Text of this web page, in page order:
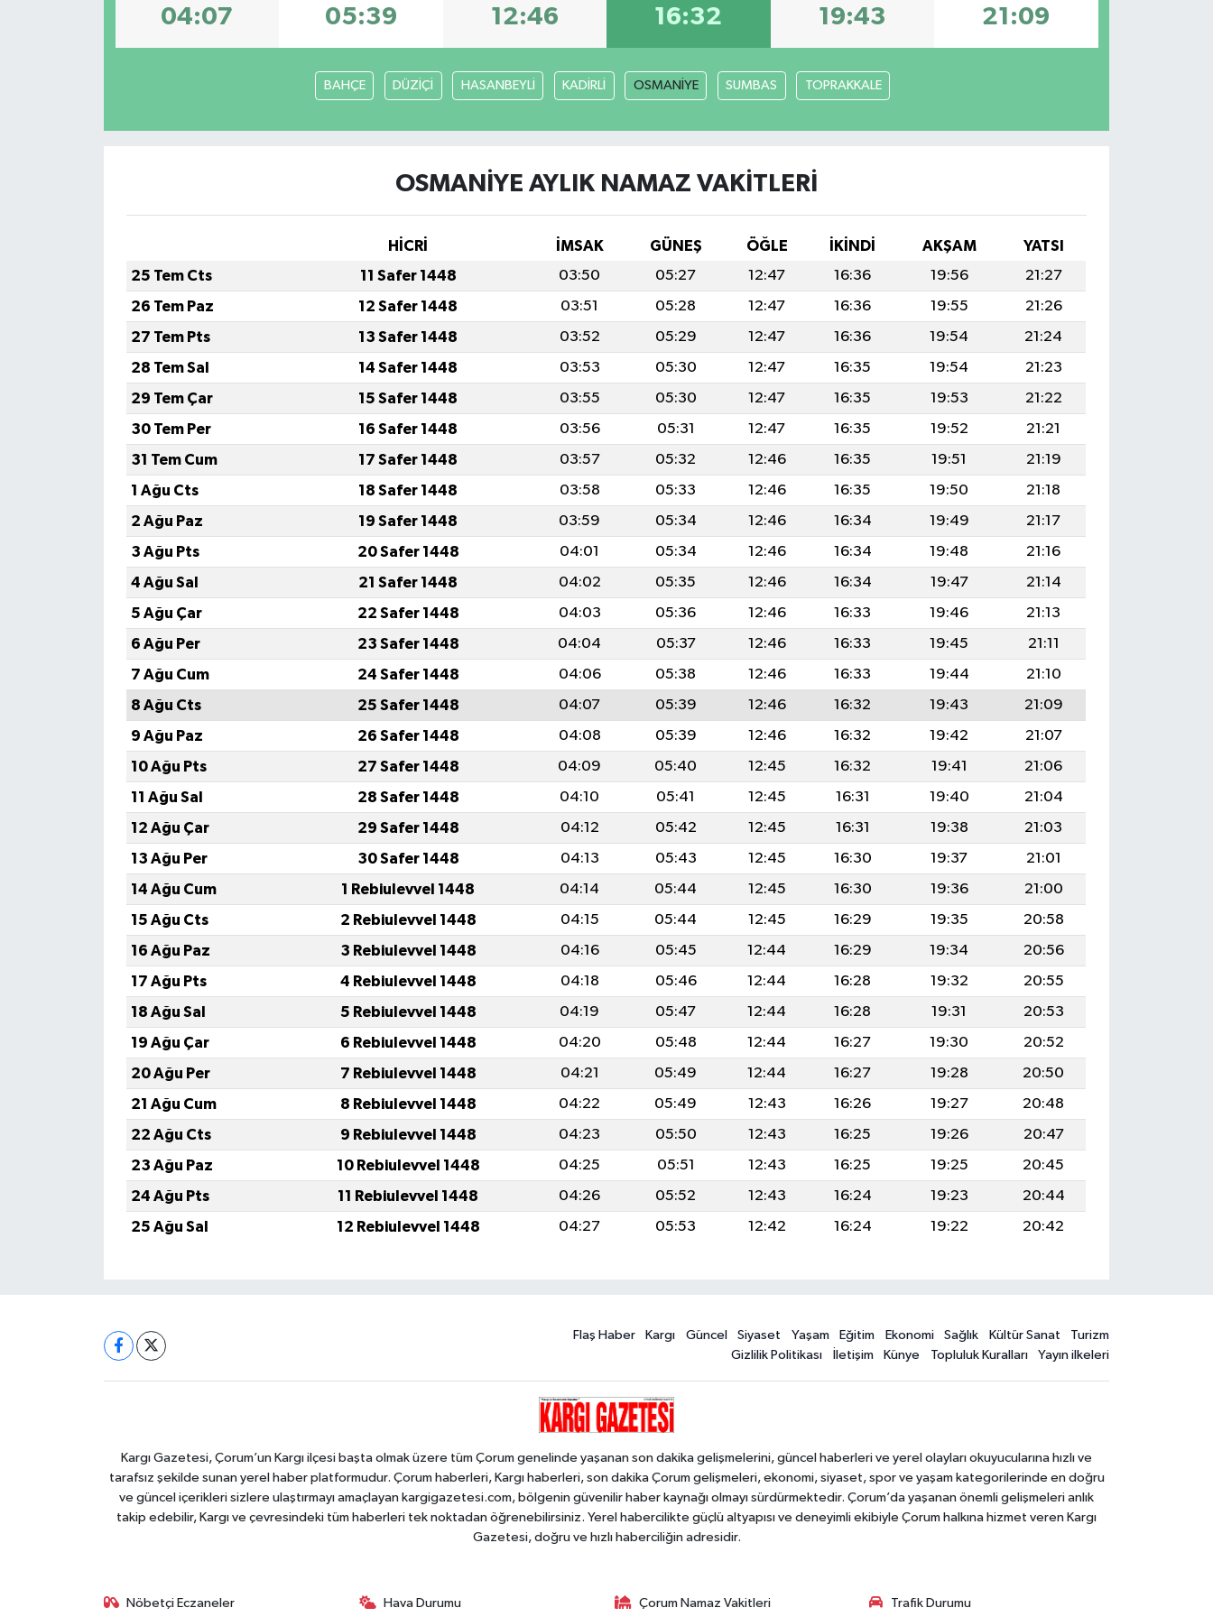
04:07 05:39 12:46 16:32 19:43 21:09
BAHÇE DÜZİÇİ HASANBEYLİ KADİRLİ OSMANİYE SUMBAS TOPRAKKALE
OSMANİYE AYLIK NAMAZ VAKITLERI
HİCRİ İMSAK GÜNEŞ ÖĞLE İKINDI AKŞAM
YATSI
25 Tem Cts
11 Safer 1448 03:50 05:27 12:47 16:36 19:56
21:27
26 Tem Paz
12 Safer 1448 03:51 05:28 12:47 16:36 19:55
21:26
27 Tem Pts
13 Safer 1448 03:52 05:29 12:47 16:36 19:54
21:24
28 Tem Sal
14 Safer 1448 03:53 05:30 12:47 16:35 19:54
21:23
29 Tem Çar
15 Safer 1448 03:55 05:30 12:47 16:35 19:53
21:22
30 Tem Per
16 Safer 1448 03:56 05:31 12:47 16:35 19:52
21:21
31 Tem Cum
17 Safer 1448 03:57 05:32 12:46 16:35 19:51
21:19
1 Ağu Cts
18 Safer 1448 03:58 05:33 12:46 16:35 19:50
21:18
2 Ağu Paz
19 Safer 1448 03:59 05:34 12:46 16:34 19:49
21:17
3 Ağu Pts
20 Safer 1448 04:01 05:34 12:46 16:34 19:48
21:16
4 Ağu Sal
21 Safer 1448 04:02 05:35 12:46 16:34 19:47
21:14
5 Ağu Çar
22 Safer 1448 04:03 05:36 12:46 16:33 19:46
21:13
6 Ağu Per
23 Safer 1448 04:04 05:37 12:46 16:33 19:45
21:11
7 Ağu Cum
24 Safer 1448 04:06 05:38 12:46 16:33 19:44
21:10
8 Ağu Cts
25 Safer 1448 04:07 05:39 12:46 16:32 19:43
21:09
9 Ağu Paz
26 Safer 1448 04:08 05:39 12:46 16:32 19:42
21:07
10 Ağu Pts
27 Safer 1448 04:09 05:40 12:45 16:32 19:41
21:06
11 Ağu Sal
28 Safer 1448 04:10 05:41 12:45 16:31 19:40
21:04
12 Ağu Çar
29 Safer 1448 04:12 05:42 12:45 16:31 19:38
21:03
13 Ağu Per
30 Safer 1448 04:13 05:43 12:45 16:30 19:37
21:01
14 Ağu Cum
1 Rebiulevvel 1448 04:14 05:44 12:45 16:30 19:36
21:00
15 Ağu Cts
2 Rebiulevvel 1448 04:15 05:44 12:45 16:29 19:35
20:58
16 Ağu Paz
3 Rebiulevvel 1448 04:16 05:45 12:44 16:29 19:34
20:56
17 Ağu Pts
4 Rebiulevvel 1448 04:18 05:46 12:44 16:28 19:32
20:55
18 Ağu Sal
5 Rebiulevvel 1448 04:19 05:47 12:44 16:28 19:31
20:53
19 Ağu Çar
6 Rebiulevvel 1448 04:20 05:48 12:44 16:27 19:30
20:52
20 Ağu Per
7 Rebiulevvel 1448 04:21 05:49 12:44 16:27 19:28
20:50
21 Ağu Cum
8 Rebiulevvel 1448 04:22 05:49 12:43 16:26 19:27
20:48
22 Ağu Cts
9 Rebiulevvel 1448 04:23 05:50 12:43 16:25 19:26
20:47
23 Ağu Paz
10 Rebiulevvel 1448 04:25 05:51 12:43 16:25 19:25
20:45
24 Ağu Pts
11 Rebiulevvel 1448 04:26 05:52 12:43 16:24 19:23
20:44
25 Ağu Sal
12 Rebiulevvel 1448 04:27 05:53 12:42 16:24 19:22 20:42
Flaş Haber Kargı Güncel Siyaset Yaşam Eğitim Ekonomi Sağlık Kültür Sanat
Turizm
Gizlilik Politikası
İletişim Künye Topluluk Kuralları Yayın ilkeleri
Kargı Gazetesi, Çorum’un Kargı ilçesi başta olmak üzere tüm Çorum genelinde yaşanan son dakika gelişmelerini, güncel haberleri ve yerel olayları okuyucularına hızlı ve
tarafsız şekilde sunan yerel haber platformudur. Çorum haberleri, Kargı haberleri, son dakika Çorum gelişmeleri, ekonomi, siyaset, spor ve yaşam kategorilerinde en doğru
ve güncel içerikleri sizlere ulaştırmayı amaçlayan kargigazetesi.com, bölgenin güvenilir haber kaynağı olmayı sürdürmektedir. Çorum’da yaşanan önemli gelişmeleri anlık
takip edebilir, Kargı ve çevresindeki tüm haberleri tek noktadan öğrenebilirsiniz. Yerel habercilikte güçlü altyapısı ve deneyimli ekibiyle Çorum halkına hizmet veren Kargı
Gazetesi, doğru ve hızlı haberciliğin adresidir.
Nöbetçi Eczaneler Hava Durumu Çorum Namaz Vakitleri Trafik Durumu